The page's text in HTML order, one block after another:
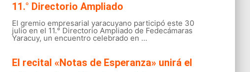
11.° Directorio Ampliado
El gremio empresarial yaracuyano participó este 30
julio en el 11.° Directorio Ampliado de Fedecámaras
Yaracuy, un encuentro celebrado en ...
El recital «Notas de Esperanza» unirá el